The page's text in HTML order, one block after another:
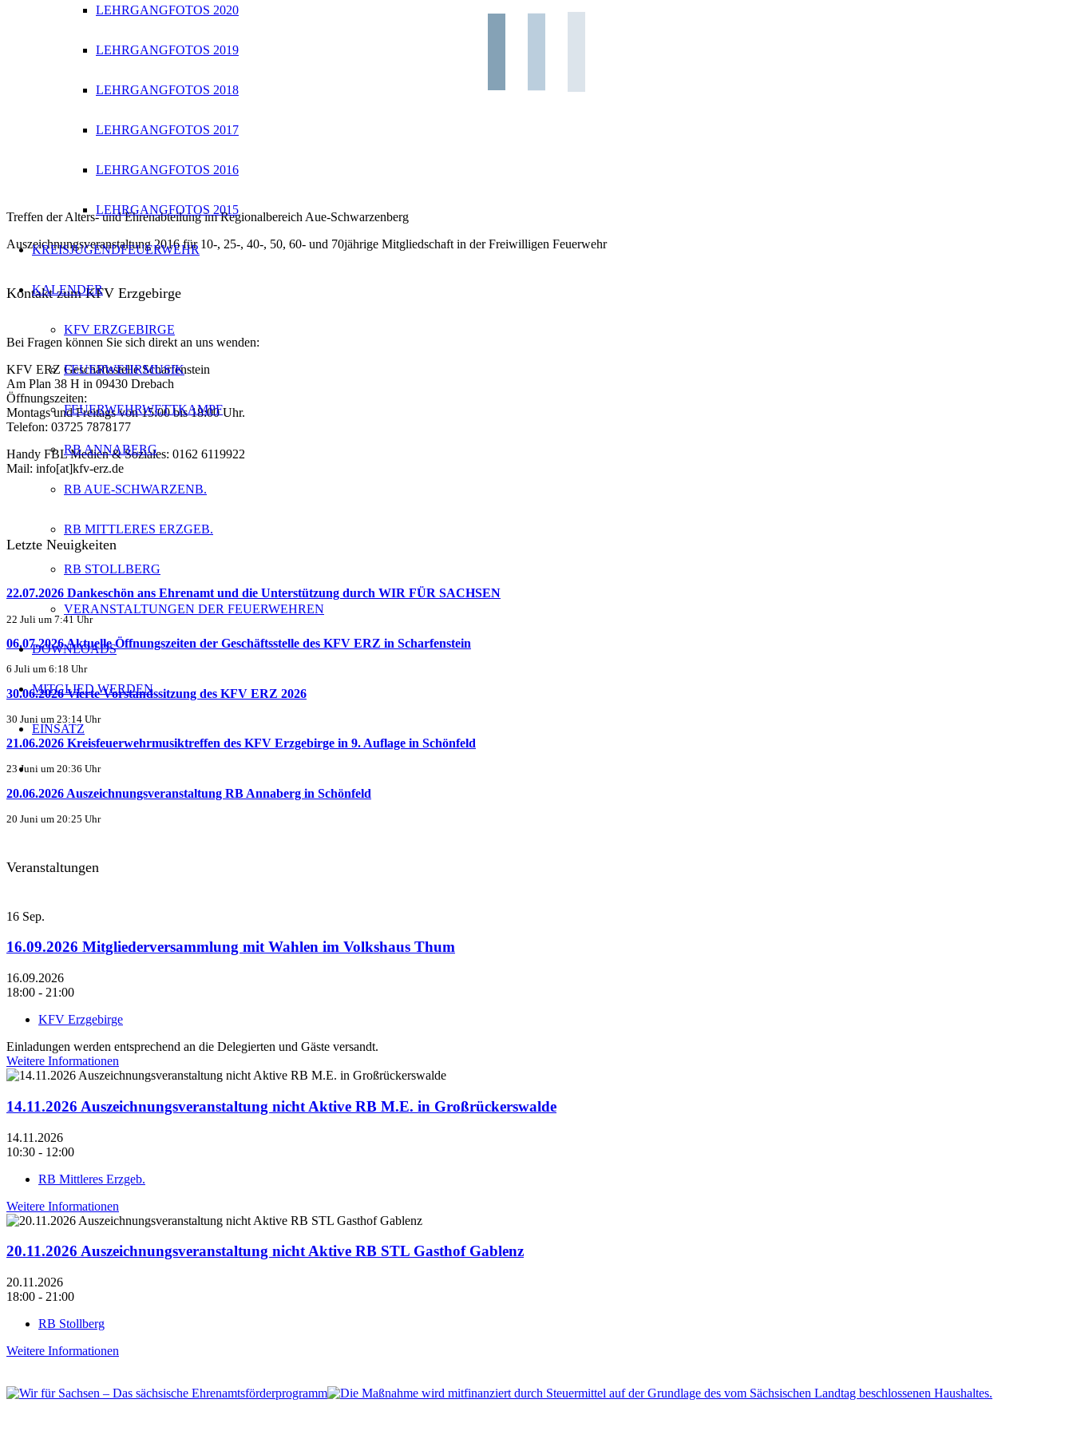
LEHRGANGFOTOS 2020
LEHRGANGFOTOS 2019
LEHRGANGFOTOS 2018
LEHRGANGFOTOS 2017
LEHRGANGFOTOS 2016
LEHRGANGFOTOS 2015
KREISJUGENDFEUERWEHR
KALENDER
KFV ERZGEBIRGE
FEUERWEHRMUSIK
FEUERWEHRWETTKAMPF
RB ANNABERG
RB AUE-SCHWARZENB.
RB MITTLERES ERZGEB.
RB STOLLBERG
VERANSTALTUNGEN DER FEUERWEHREN
DOWNLOADS
MITGLIED WERDEN
EINSATZ
Treffen der Alters- und Ehrenabteilung im Regionalbereich Aue-Schwarzenberg
Auszeichnungsveranstaltung 2016 für 10-, 25-, 40-, 50, 60- und 70jährige Mitgliedschaft in der Freiwilligen Feuerwehr
Kontakt zum KFV Erzgebirge
Bei Fragen können Sie sich direkt an uns wenden:
KFV ERZ Geschäftsstelle Scharfenstein
Am Plan 38 H in 09430 Drebach
Öffnungszeiten:
Montags und Freitags von 15:00 bis 18:00 Uhr.
Telefon: 03725 7878177
Handy FBL Medien & Soziales: 0162 6119922
Mail: info[at]kfv-erz.de
Letzte Neuigkeiten
22.07.2026 Dankeschön ans Ehrenamt und die Unterstützung durch WIR FÜR SACHSEN
22 Juli um 7:41 Uhr
06.07.2026 Aktuelle Öffnungszeiten der Geschäftsstelle des KFV ERZ in Scharfenstein
6 Juli um 6:18 Uhr
30.06.2026 Vierte Vorstandssitzung des KFV ERZ 2026
30 Juni um 23:14 Uhr
21.06.2026 Kreisfeuerwehrmusiktreffen des KFV Erzgebirge in 9. Auflage in Schönfeld
23 Juni um 20:36 Uhr
20.06.2026 Auszeichnungsveranstaltung RB Annaberg in Schönfeld
20 Juni um 20:25 Uhr
Veranstaltungen
16 Sep.
16.09.2026 Mitgliederversammlung mit Wahlen im Volkshaus Thum
16.09.2026
18:00 - 21:00
KFV Erzgebirge
Einladungen werden entsprechend an die Delegierten und Gäste versandt.
Weitere Informationen
14.11.2026 Auszeichnungsveranstaltung nicht Aktive RB M.E. in Großrückerswalde
14.11.2026
10:30 - 12:00
RB Mittleres Erzgeb.
Weitere Informationen
20.11.2026 Auszeichnungsveranstaltung nicht Aktive RB STL Gasthof Gablenz
20.11.2026
18:00 - 21:00
RB Stollberg
Weitere Informationen